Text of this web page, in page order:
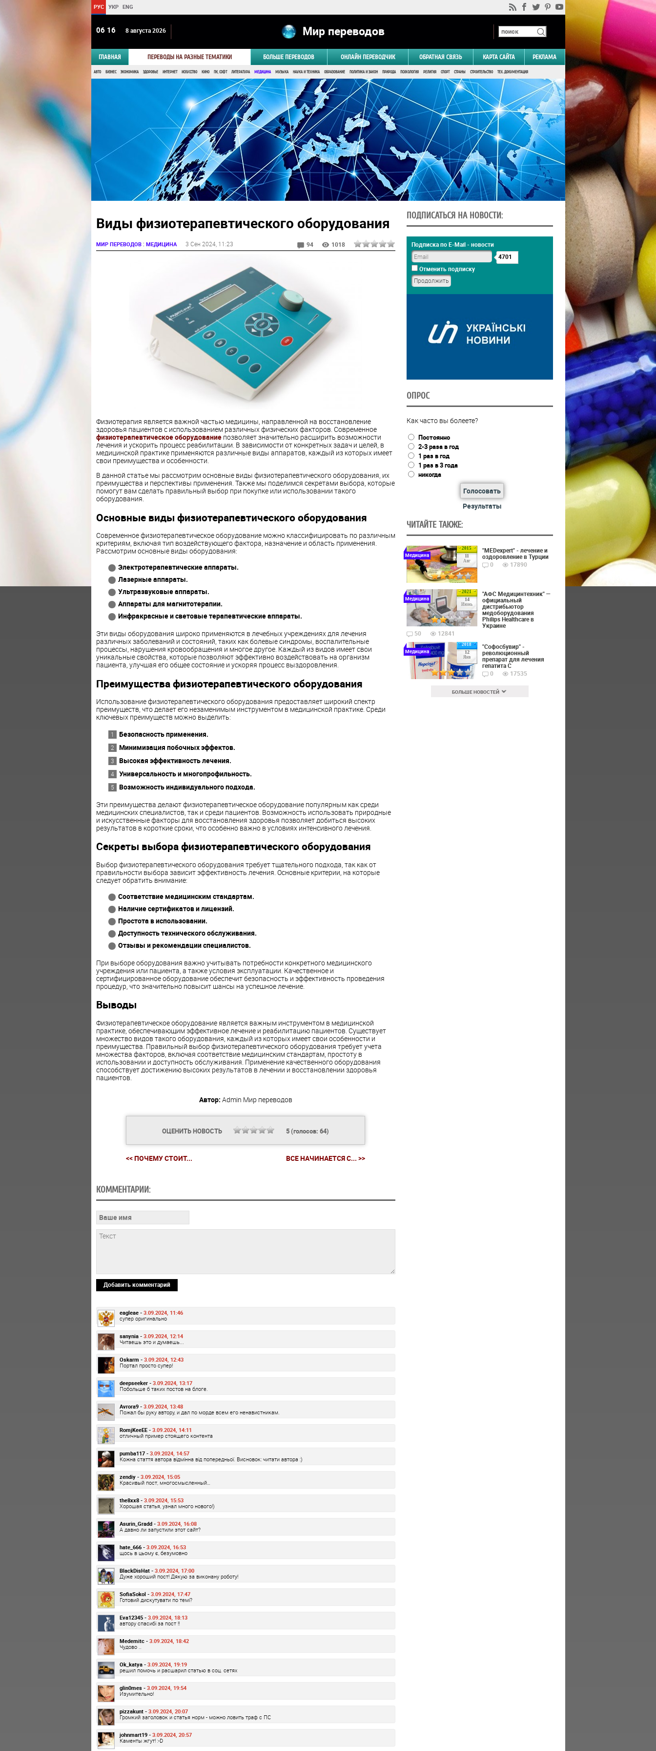
РУС УКР ENG
06:16 8 августа 2026 Мир переводов
ГЛАВНАЯ ПЕРЕВОДЫ НА РАЗНЫЕ ТЕМАТИКИ БОЛЬШЕ ПЕРЕВОДОВ ОНЛАЙН ПЕРЕВОДЧИК ОБРАТНАЯ СВЯЗЬ КАРТА САЙТА РЕКЛАМА
АВТО БИЗНЕС ЭКОНОМИКА ЗДОРОВЬЕ ИНТЕРНЕТ ИСКУССТВО КИНО ПК, СОФТ ЛИТЕРАТУРА МЕДИЦИНА МУЗЫКА НАУКА И ТЕХНИКА ОБРАЗОВАНИЕ ПОЛИТИКА И ЗАКОН ПРИРОДА ПСИХОЛОГИЯ РЕЛИГИЯ СПОРТ СТРАНЫ СТРОИТЕЛЬСТВО ТЕХ. ДОКУМЕНТАЦИЯ
Виды физиотерапевтического оборудования
МИР ПЕРЕВОДОВ: МЕДИЦИНА 3 Сен 2024, 11:23 94 1018
Физиотерапия является важной частью медицины, направленной на восстановление
здоровья пациентов с использованием различных физических факторов. Современное
физиотерапевтическое оборудованиепозволяет значительно расширить возможности
лечения и ускорить процесс реабилитации. В зависимости от конкретных задач и целей, в
медицинской практике применяются различные виды аппаратов, каждый из которых имеет
свои преимущества и особенности.
В данной статье мы рассмотрим основные виды физиотерапевтического оборудования, их
преимущества и перспективы применения. Также мы поделимся секретами выбора, которые
помогут вам сделать правильный выбор при покупке или использовании такого
оборудования.
Основные виды физиотерапевтического оборудования
Современное физиотерапевтическое оборудование можно классифицировать по различным
критериям, включая тип воздействующего фактора, назначение и область применения.
Рассмотрим основные виды оборудования:
Электротерапевтические аппараты.
Лазерные аппараты.
Ультразвуковые аппараты.
Аппараты для магнитотерапии.
Инфракрасные и световые терапевтические аппараты.
Эти виды оборудования широко применяются в лечебных учреждениях для лечения
различных заболеваний и состояний, таких как болевые синдромы, воспалительные
процессы, нарушения кровообращения и многое другое. Каждый из видов имеет свои
уникальные свойства, которые позволяют эффективно воздействовать на организм
пациента, улучшая его общее состояние и ускоряя процесс выздоровления.
Преимущества физиотерапевтического оборудования
Использование физиотерапевтического оборудования предоставляет широкий спектр
преимуществ, что делает его незаменимым инструментом в медицинской практике. Среди
ключевых преимуществ можно выделить:
Безопасность применения.
Минимизация побочных эффектов.
Высокая эффективность лечения.
Универсальность и многопрофильность.
Возможность индивидуального подхода.
Эти преимущества делают физиотерапевтическое оборудование популярным как среди
медицинских специалистов, так и среди пациентов. Возможность использовать природные
и искусственные факторы для восстановления здоровья позволяет добиться высоких
результатов в короткие сроки, что особенно важно в условиях интенсивного лечения.
Секреты выбора физиотерапевтического оборудования
Выбор физиотерапевтического оборудования требует тщательного подхода, так как от
правильности выбора зависит эффективность лечения. Основные критерии, на которые
следует обратить внимание:
Соответствие медицинским стандартам.
Наличие сертификатов и лицензий.
Простота в использовании.
Доступность технического обслуживания.
Отзывы и рекомендации специалистов.
При выборе оборудования важно учитывать потребности конкретного медицинского
учреждения или пациента, а также условия эксплуатации. Качественное и
сертифицированное оборудование обеспечит безопасность и эффективность проведения
процедур, что значительно повысит шансы на успешное лечение.
Выводы
Физиотерапевтическое оборудование является важным инструментом в медицинской
практике, обеспечивающим эффективное лечение и реабилитацию пациентов. Существует
множество видов такого оборудования, каждый из которых имеет свои особенности и
преимущества. Правильный выбор физиотерапевтического оборудования требует учета
множества факторов, включая соответствие медицинским стандартам, простоту в
использовании и доступность обслуживания. Применение качественного оборудования
способствует достижению высоких результатов в лечении и восстановлении здоровья
пациентов.
Автор: Admin Мир переводов
ОЦЕНИТЬ НОВОСТЬ 5(голосов: 64)
<< ПОЧЕМУ СТОИТ... ВСЕ НАЧИНАЕТСЯ С... >>
КОММЕНТАРИИ:
Добавить комментарий
eagleae - 3.09.2024, 11:46
супер оригинально
sanynia - 3.09.2024, 12:14
Читаешь это и думаешь...
Oskarm - 3.09.2024, 12:43
Портал просто супер!
deepseeker - 3.09.2024, 13:17
Побольше б таких постов на блоге.
Avrora9 - 3.09.2024, 13:48
Пожал бы руку автору, и дал по морде всем его ненавистникам.
RomjKeeEE - 3.09.2024, 14:11
отличный пример стоящего контента
pumba117 - 3.09.2024, 14:57
Кожна стаття автора відмінна від попередньої. Висновок: читати автора :)
zendiy - 3.09.2024, 15:05
Красивый пост, многосмысленный…
the8xx8 - 3.09.2024, 15:53
Хорошая статья, узнал много нового!)
Asurin_Gradd - 3.09.2024, 16:08
А давно ли запустили этот сайт?
hate_666 - 3.09.2024, 16:53
щось в цьому є, безумовно
BlackDisHat - 3.09.2024, 17:00
Дуже хороший пост! Дякую за виконану роботу!
SofiaSokol - 3.09.2024, 17:47
Готовий дискутувати по темі?
Eva12345 - 3.09.2024, 18:13
автору спасибі за пост !!
Medemitc - 3.09.2024, 18:42
Чудово ..
Ok_katya - 3.09.2024, 19:19
решил помочь и расшарил статью в соц. сетях
glin0mes - 3.09.2024, 19:54
Изумительно!
pizzakunt - 3.09.2024, 20:07
Громкий заголовок и статья норм - можно ловить траф с ПС
johnmart19 - 3.09.2024, 20:57
Каменты жгут! :-D
ПОДПИСАТЬСЯ НА НОВОСТИ:
Подписка по E-Mail - новости
4701
Отменить подписку
ОПРОС
Как часто вы болеете?
Постоянно
2-3 раза в год
1 раз в год
1 раз в 3 года
никогда
Голосовать
Результаты
ЧИТАЙТЕ ТАКЖЕ:
2015
11
Авг
Медицина
"MEDexpert" - лечение и
оздоровление в Турции
0
17890
2021
14
Июнь
Медицина
"АФС Медицинтехник" —
официальный
дистрибьютор
медоборудования
Philips Healthcare в
Украине
50
12841
2018
12
Янв
Медицина
"Софосбувир" -
революционный
препарат для лечения
гепатита С
0
17535
БОЛЬШЕ НОВОСТЕЙ